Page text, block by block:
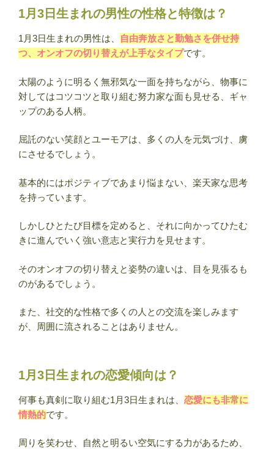
1月3日生まれの男性の性格と特徴は？
1月3日生まれの男性は、
自由奔放さと勤勉さを併せ持
つ、オンオフの切り替えが上手なタイプです。
太陽のように明るく無邪気な一面を持ちながら、物事に
対してはコツコツと取り組む努力家な面も見せる、ギャ
ップのある人柄。
屈託のない笑顔とユーモアは、多くの人を元気づけ、虜
にさせるでしょう。
基本的にはポジティブであまり悩まない、楽天家な思考
を持っています。
しかしひとたび目標を定めると、それに向かってひたむ
きに進んでいく強い意志と実行力を見せます。
そのオンオフの切り替えと姿勢の違いは、目を見張るも
のがあるでしょう。
また、社交的な性格で多くの人との交流を楽しみます
が、周囲に流されることはありません。
1月3日生まれの恋愛傾向は？
何事も真剣に取り組む1月3日生まれは、 恋愛にも非常に
情熱的です。
周りを笑わせ、自然と明るい空気にする力があるため、